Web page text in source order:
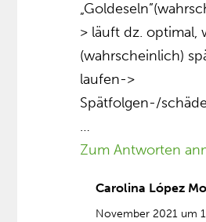
> läuft dz. optimal,
(wahrscheinlich)
laufen->
Spätfolgen-/
…
Zum Antworten
Carolina López
November 2021 um